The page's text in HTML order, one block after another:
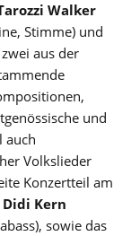
Walker
Stimme) und
aus der
und
auch
Volkslieder
Konzertteil am
Didi Kern
sowie das